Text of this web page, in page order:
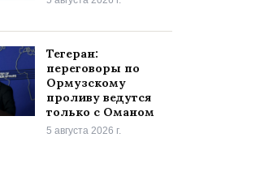
Тегеран:
переговоры по
Ормузскому
проливу ведутся
только с Оманом
5 августа 2026 г.